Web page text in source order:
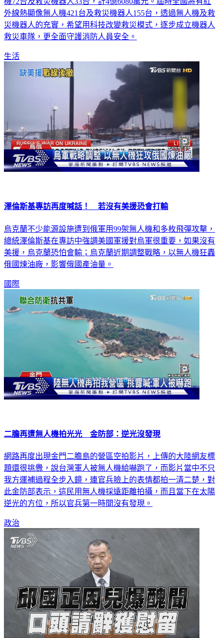
機72台及救災機器人33台，計4億6080萬元。屆時全國將有紅
外線熱顯像無人機421台及救災機器人155台，透過無人機及救
災機器人的充實，希望用科技改變救災模式，逐步成立機器人
烏克蘭不少能源設施遭到俄軍用99架無人機和多枚飛彈攻擊，
總統澤倫斯基在專訪中強調美國軍援對烏軍很重要，如果沒有
美援，烏克蘭恐怕會輸；烏克蘭近期調整戰略，以無人機狂轟
國際
網路再度出現金門二膽島的營區空拍影片，上傳的大陸網友標
題還很挑釁，說台灣軍人被無人機給嚇跑了，而影片當中不只
我方運補過程全步入鏡，連官兵臉上的表情都拍一清二楚，對
此金防部表示，這民用無人機採遠距離拍攝，而且當下在太陽